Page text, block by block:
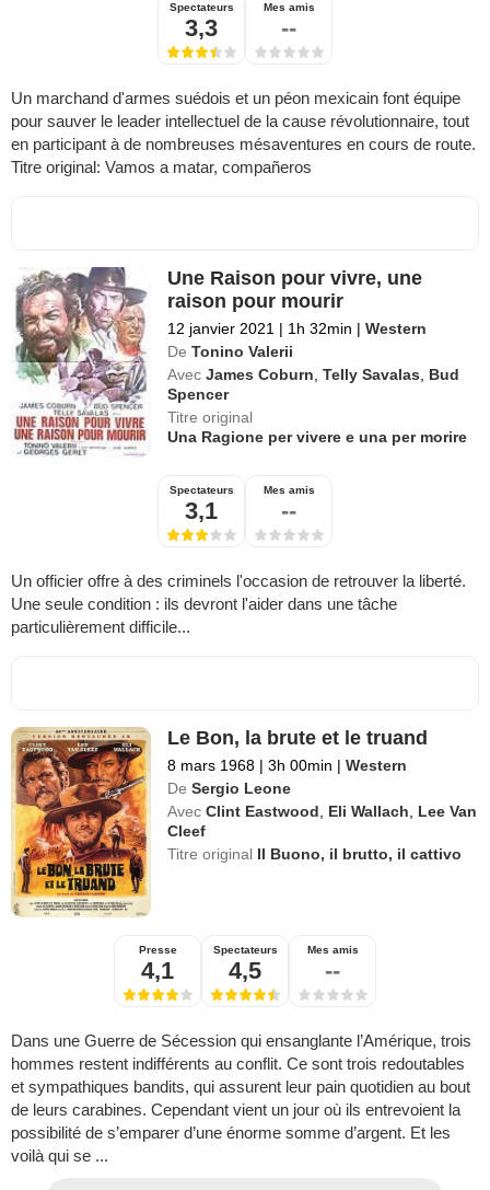
Spectateurs
3,3
Mes amis
--
Un marchand d'armes suédois et un péon mexicain font équipe
pour sauver le leader intellectuel de la cause révolutionnaire, tout
en participant à de nombreuses mésaventures en cours de route.
Titre original: Vamos a matar, compañeros
Une Raison pour vivre, une
raison pour mourir
12 janvier 2021 | 1h 32min | Western
De Tonino Valerii
Avec James Coburn ,Telly Savalas
Bud
Spencer
Titre original
Una Ragione per vivere e una per morire
Spectateurs
3,1
Mes amis
--
Un officier offre à des criminels l'occasion de retrouver la liberté.
Une seule condition : ils devront l'aider dans une tâche
particulièrement difficile...
Le Bon, la brute et le truand
8 mars 1968 | 3h 00min | Western
De Sergio Leone
Avec Clint Eastwood Eli Wallach
Lee Van
Cleef
Titre original Il Buono, il brutto, il cattivo
Presse
4,1
Spectateurs
4,5
Mes amis
--
Dans une Guerre de Sécession qui ensanglante l’Amérique, trois
hommes restent indifférents au conflit. Ce sont trois redoutables
et sympathiques bandits, qui assurent leur pain quotidien au bout
de leurs carabines. Cependant vient un jour où ils entrevoient la
possibilité de s’emparer d’une énorme somme d’argent. Et les
voilà qui se ...